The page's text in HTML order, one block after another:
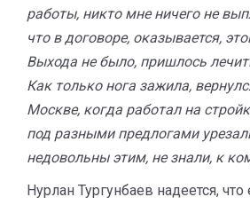
работы, никто мне ничего не
что в договоре, оказывается,
Выхода не было, пришлось
Как только нога зажила,
Москве, когда работал на
под разными предлогами
недовольны этим, не знали, к
Нурлан Тургунбаев надеется,